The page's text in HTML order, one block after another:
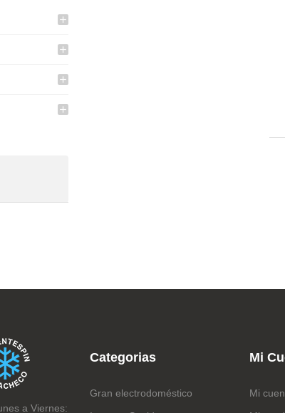
add
add
add
add
a Viernes:
Categorias
Gran electrodoméstico
Mi
Mi